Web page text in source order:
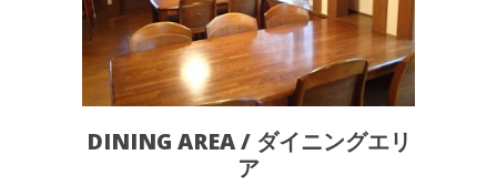
DINING AREA / ダイニングエリ
ア